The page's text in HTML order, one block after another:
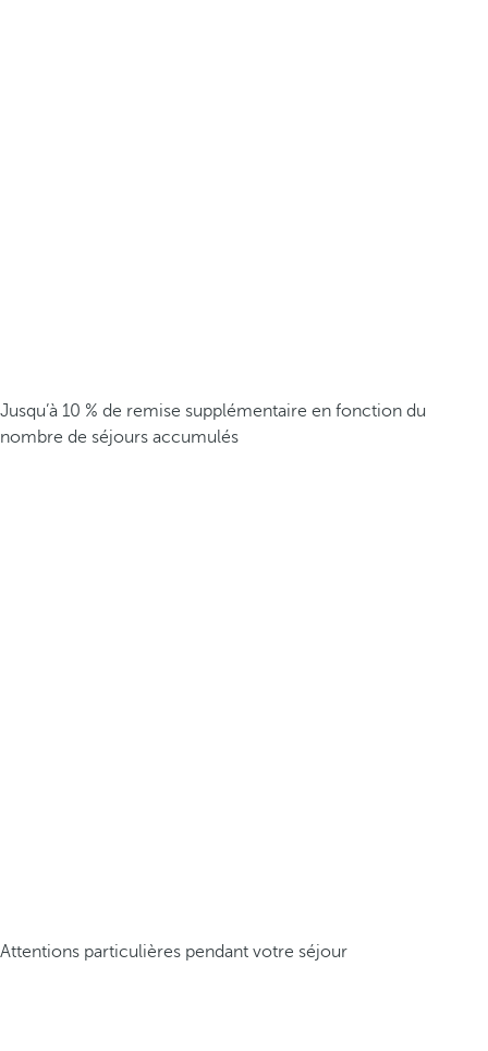
Jusqu’à 10 % de remise supplémentaire en fonction du
nombre de séjours accumulés
Attentions particulières pendant votre séjour